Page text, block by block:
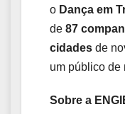
o Dança em
de 87
cidades de
um público de
Sobre a